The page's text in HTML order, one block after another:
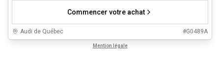
Commencer votre achat
Audi de Québec #G0489A
Mention légale